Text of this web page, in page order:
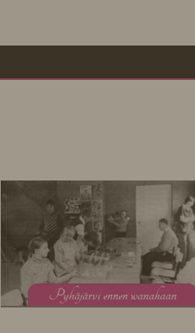
Pyhäjärvi ennen wanahaan